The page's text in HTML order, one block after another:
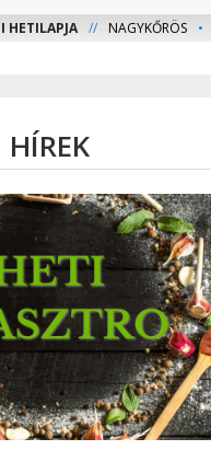
HETILAPJA // NAGYKŐRÖS •